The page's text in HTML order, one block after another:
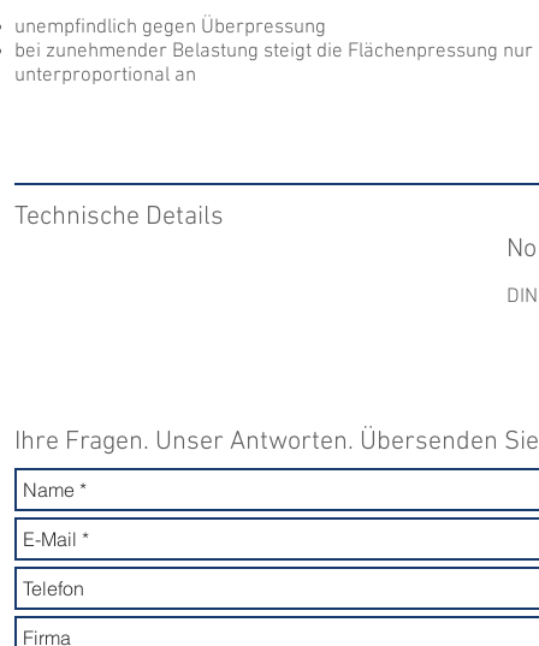
unempfindlich gegen Überpressung
bei zunehmender Belastung steigt die Flächenpressung nur
unterproportional an
Technische Details
Ihre Fragen. Unser Antworten. Übersenden